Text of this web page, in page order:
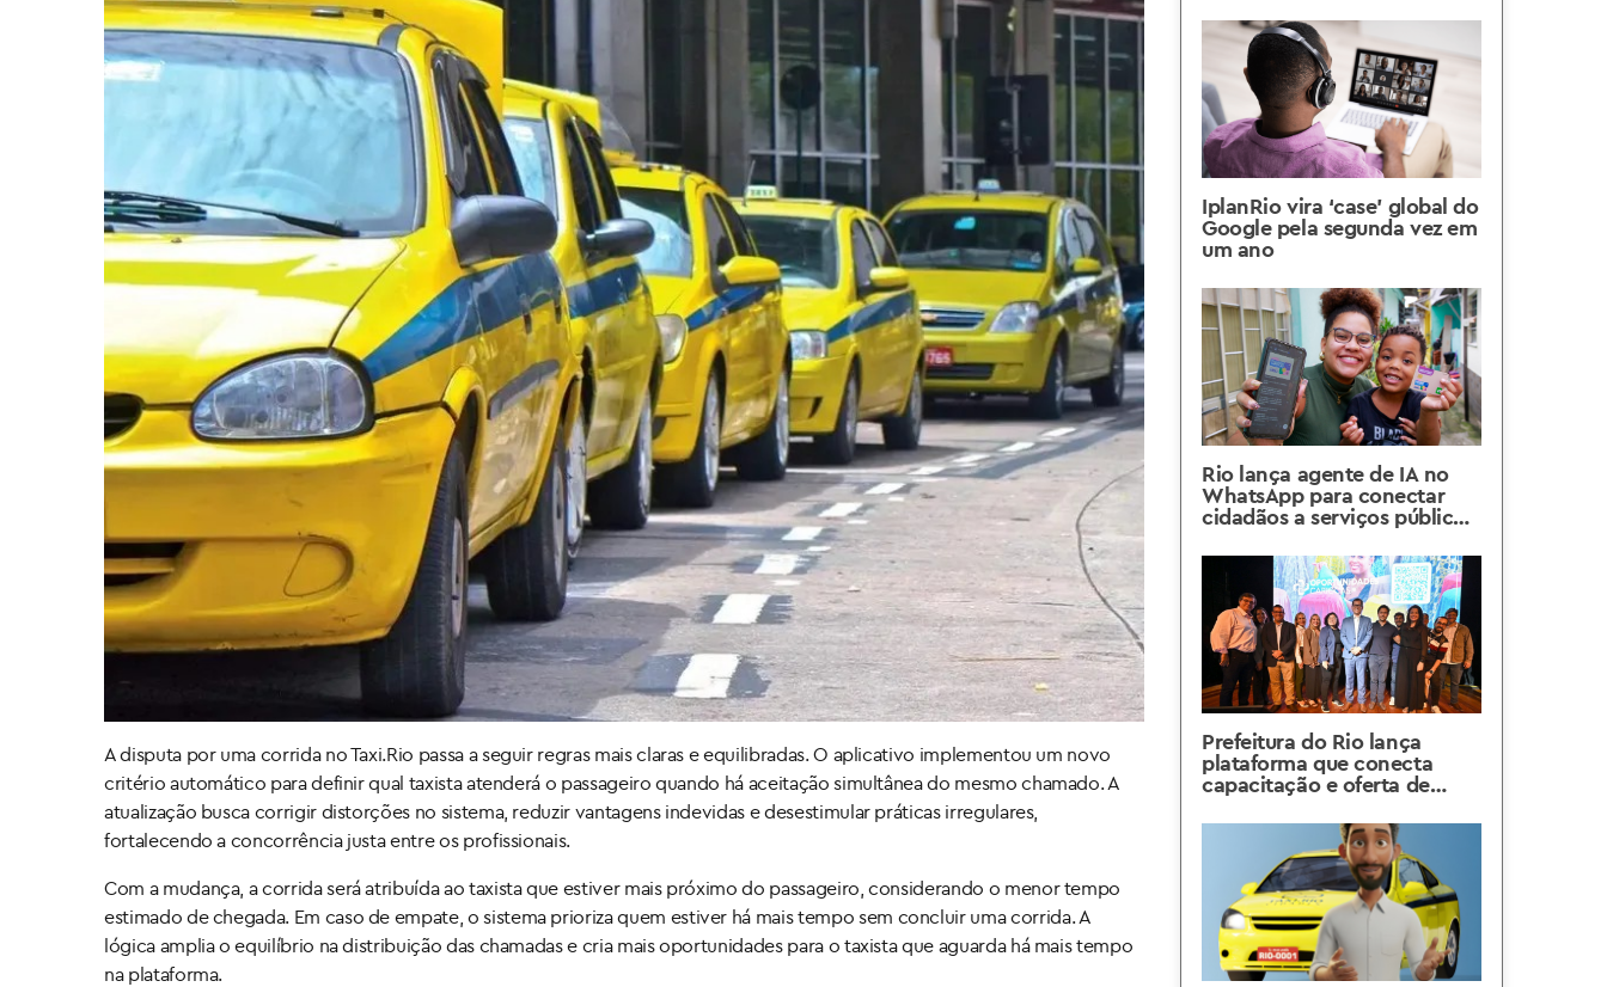
A disputa por uma corrida no Taxi.Rio passa a seguir regras mais claras e equilibradas. O aplicativo implementou um novo
critério automático para definir qual taxista atenderá o passageiro quando há aceitação simultânea do mesmo chamado. A
atualização busca corrigir distorções no sistema, reduzir vantagens indevidas e desestimular práticas irregulares,
fortalecendo a concorrência justa entre os profissionais.
Com a mudança, a corrida será atribuída ao taxista que estiver mais próximo do passageiro, considerando o menor tempo
estimado de chegada. Em caso de empate, o sistema prioriza quem estiver há mais tempo sem concluir uma corrida. A
lógica amplia o equilíbrio na distribuição das chamadas e cria mais oportunidades para o taxista que aguarda há mais tempo
na plataforma.
IplanRio vira ‘case’ global do
Google pela segunda vez em
um ano
Rio lança agente de IA no
WhatsApp para conectar
cidadãos a serviços públicos
Prefeitura do Rio lança
plataforma que conecta
capacitação e oferta de